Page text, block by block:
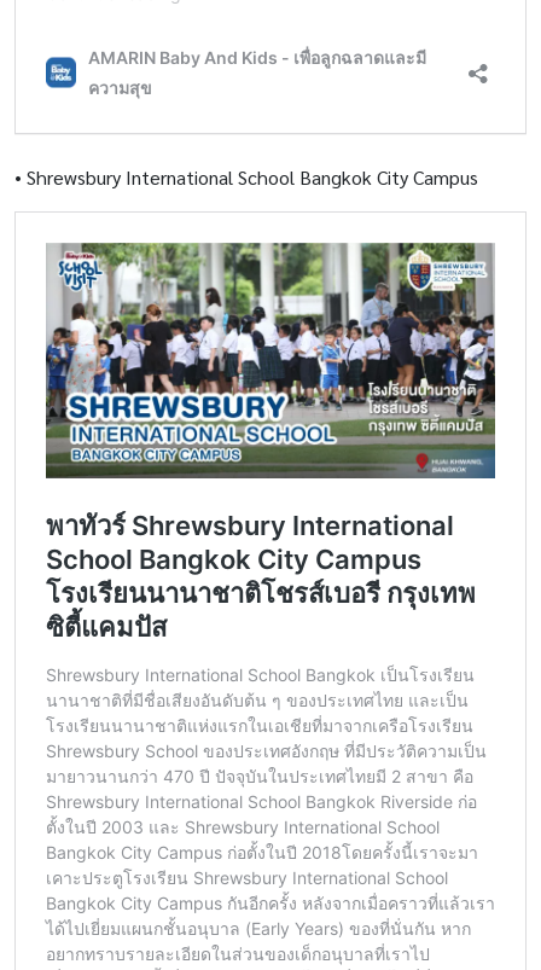
• Shrewsbury International School Bangkok City Campus